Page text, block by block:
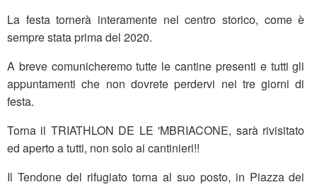
La festa tornerà interamente nel centro storico, come è
sempre stata prima del 2020.
A breve comunicheremo tutte le cantine presenti e tutti gli
appuntamenti che non dovrete perdervi nei tre giorni di
festa.
Torna il TRIATHLON DE LE 'MBRIACONE, sarà rivisitato
ed aperto a tutti, non solo ai cantinieri!!
Il Tendone del rifugiato torna al suo posto, in Piazza dei